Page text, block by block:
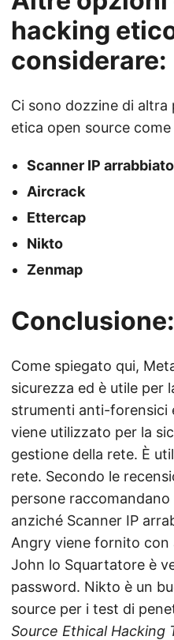
hacking
considerare:
Ci sono dozzine di
etica open source
Scanner IP arrabbiato
Aircrack
Ettercap
Nikto
Zenmap
Conclusione:
Come spiegato qui,
sicurezza ed è utile per
strumenti anti-forensici
viene utilizzato per la
gestione della rete. È
rete. Secondo le
persone
anziché Scanner IP
Angry viene fornito con
John lo Squartatore è
password. Nikto è un
source per i test di
Source Ethical Hacking